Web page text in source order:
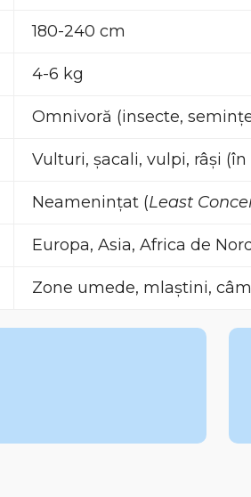
180-240 cm
4-6 kg
Omnivoră (insecte,
Vulturi, șacali, vulpi, râși
Neamenințat (Least
Europa, Asia, Africa de Nord
Zone umede, mlaștini,